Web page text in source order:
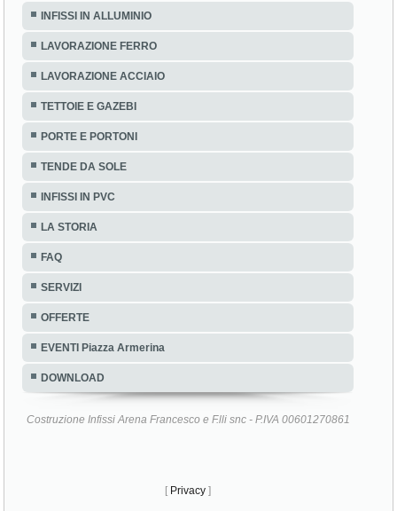
INFISSI IN ALLUMINIO
LAVORAZIONE FERRO
LAVORAZIONE ACCIAIO
TETTOIE E GAZEBI
PORTE E PORTONI
TENDE DA SOLE
INFISSI IN PVC
LA STORIA
FAQ
SERVIZI
OFFERTE
EVENTI Piazza Armerina
DOWNLOAD
Costruzione Infissi Arena Francesco e F.lli snc - P.IVA 00601270861
[ Privacy ]